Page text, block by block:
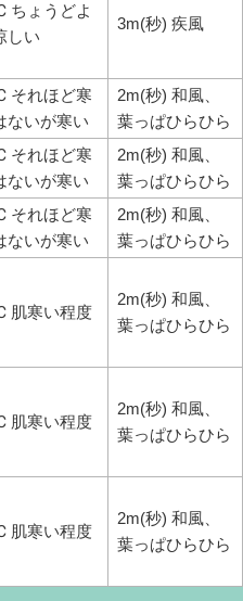
ちょうどよ
しい
3m(秒) 疾風
それほど寒
ないが寒い
2m(秒) 和風、
葉っぱひらひら
それほど寒
ないが寒い
2m(秒) 和風、
葉っぱひらひら
それほど寒
ないが寒い
2m(秒) 和風、
葉っぱひらひら
肌寒い程度
2m(秒) 和風、
葉っぱひらひら
肌寒い程度
2m(秒) 和風、
葉っぱひらひら
肌寒い程度
2m(秒) 和風、
葉っぱひらひら